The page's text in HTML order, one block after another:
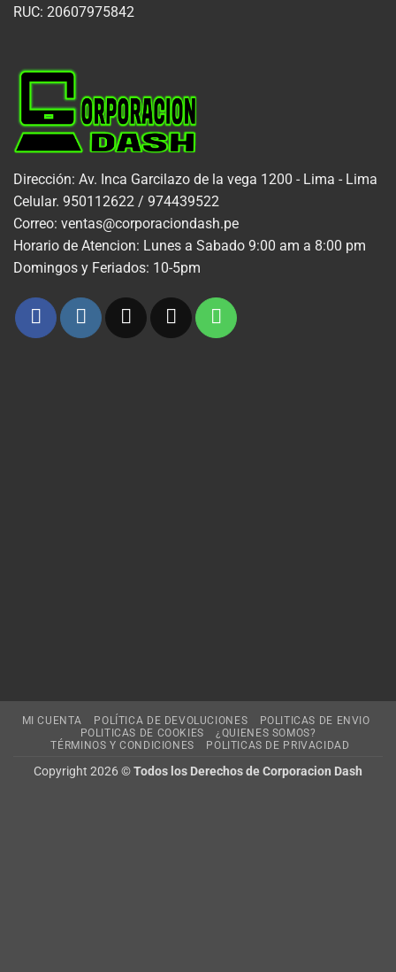
RUC: 20607975842
Dirección: Av. Inca Garcilazo de la vega 1200 - Lima - Lima
Celular. 950112622 / 974439522
Correo: ventas@corporaciondash.pe
Horario de Atencion: Lunes a Sabado 9:00 am a 8:00 pm
Domingos y Feriados: 10-5pm
MI CUENTA POLÍTICA DE DEVOLUCIONES
POLITICAS DE ENVIO
POLITICAS DE COOKIES
¿QUIENES SOMOS?
TÉRMINOS Y CONDICIONES
POLITICAS DE PRIVACIDAD
Copyright 2026 ©Todos los Derechos de Corporacion Dash